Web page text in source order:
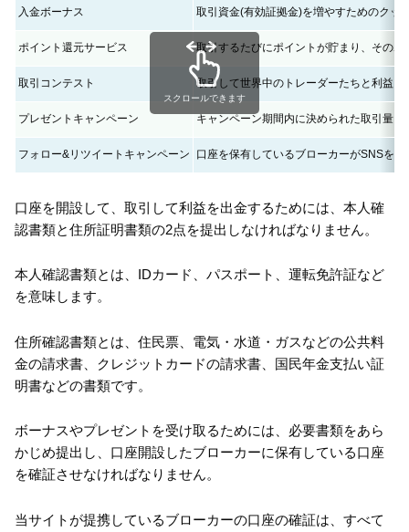
入金ボーナス 取引資金(有効証拠金)を増やすためのクッ
ポイント還元サービス 取引するたびにポイントが貯まり、その
取引コンテスト 取引して世界中のトレーダーたちと利益を
プレゼントキャンペーン キャンペーン期間内に決められた取引量
フォロー&リツイートキャンペーン 口座を保有しているブローカーがSNSを
スクロールできます
口座を開設して、取引して利益を出金するためには、本人確
認書類と住所証明書類の2点を提出しなければなりません。
本人確認書類とは、IDカード、パスポート、運転免許証など
を意味します。
住所確認書類とは、住民票、電気・水道・ガスなどの公共料
金の請求書、クレジットカードの請求書、国民年金支払い証
明書などの書類です。
ボーナスやプレゼントを受け取るためには、必要書類をあら
かじめ提出し、口座開設したブローカーに保有している口座
を確証させなければなりません。
当サイトが提携しているブローカーの口座の確証は、すべて